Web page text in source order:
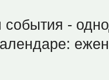
-